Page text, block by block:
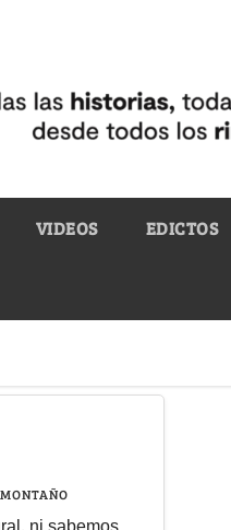
VIDEOS EDICTOS
ni sabemos